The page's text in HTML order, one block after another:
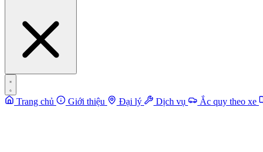
Trang chủ Giới thiệu Đại lý Dịch vụ Ắc quy theo xe